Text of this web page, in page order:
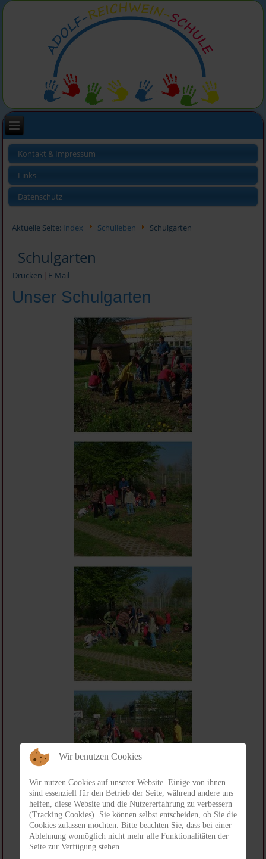
Kontakt & Impressum
Links
Datenschutz
Aktuelle Seite: Index Schulleben Schulgarten
Schulgarten
Drucken | E-Mail
Unser Schulgarten
Wir benutzen Cookies
Wir nutzen Cookies auf unserer Website. Einige von ihnen
sind essenziell für den Betrieb der Seite, während andere uns
helfen, diese Website und die Nutzererfahrung zu verbessern
(Tracking Cookies). Sie können selbst entscheiden, ob Sie die
Cookies zulassen möchten. Bitte beachten Sie, dass bei einer
Ablehnung womöglich nicht mehr alle Funktionalitäten der
Seite zur Verfügung stehen.